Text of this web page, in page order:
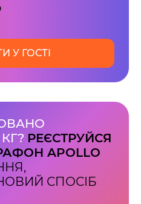
У ГОСТІ
РЕЄСТРУЙСЯ
APOLLO
СПОСІБ